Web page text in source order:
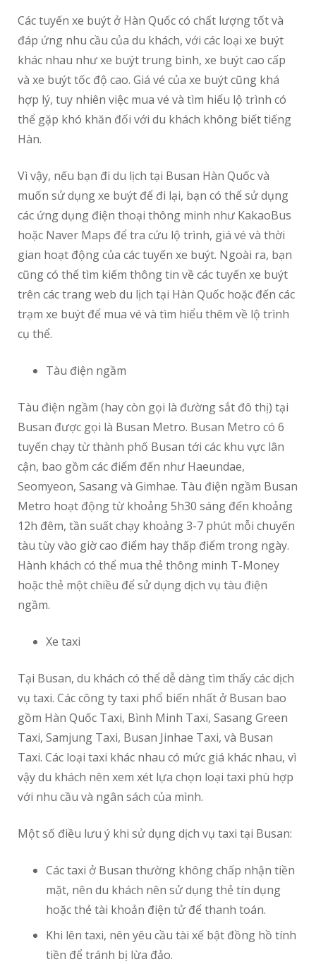
Các tuyến xe buýt ở Hàn Quốc có chất lượng tốt và
đáp ứng nhu cầu của du khách, với các loại xe buýt
khác nhau như xe buýt trung bình, xe buýt cao cấp
và xe buýt tốc độ cao. Giá vé của xe buýt cũng khá
hợp lý, tuy nhiên việc mua vé và tìm hiểu lộ trình có
thể gặp khó khăn đối với du khách không biết tiếng
Hàn.
Vì vậy, nếu bạn đi du lịch tại Busan Hàn Quốc và
muốn sử dụng xe buýt để đi lại, bạn có thể sử dụng
các ứng dụng điện thoại thông minh như KakaoBus
hoặc Naver Maps để tra cứu lộ trình, giá vé và thời
gian hoạt động của các tuyến xe buýt. Ngoài ra, bạn
cũng có thể tìm kiếm thông tin về các tuyến xe buýt
trên các trang web du lịch tại Hàn Quốc hoặc đến các
trạm xe buýt để mua vé và tìm hiểu thêm về lộ trình
cụ thể.
Tàu điện ngầm
Tàu điện ngầm (hay còn gọi là đường sắt đô thị) tại
Busan được gọi là Busan Metro. Busan Metro có 6
tuyến chạy từ thành phố Busan tới các khu vực lân
cận, bao gồm các điểm đến như Haeundae,
Seomyeon, Sasang và Gimhae. Tàu điện ngầm Busan
Metro hoạt động từ khoảng 5h30 sáng đến khoảng
12h đêm, tần suất chạy khoảng 3-7 phút mỗi chuyến
tàu tùy vào giờ cao điểm hay thấp điểm trong ngày.
Hành khách có thể mua thẻ thông minh T-Money
hoặc thẻ một chiều để sử dụng dịch vụ tàu điện
ngầm.
Xe taxi
Tại Busan, du khách có thể dễ dàng tìm thấy các dịch
vụ taxi. Các công ty taxi phổ biến nhất ở Busan bao
gồm Hàn Quốc Taxi, Bình Minh Taxi, Sasang Green
Taxi, Samjung Taxi, Busan Jinhae Taxi, và Busan
Taxi. Các loại taxi khác nhau có mức giá khác nhau, vì
vậy du khách nên xem xét lựa chọn loại taxi phù hợp
với nhu cầu và ngân sách của mình.
Một số điều lưu ý khi sử dụng dịch vụ taxi tại Busan:
Các taxi ở Busan thường không chấp nhận tiền
mặt, nên du khách nên sử dụng thẻ tín dụng
hoặc thẻ tài khoản điện tử để thanh toán.
Khi lên taxi, nên yêu cầu tài xế bật đồng hồ tính
tiền để tránh bị lừa đảo.